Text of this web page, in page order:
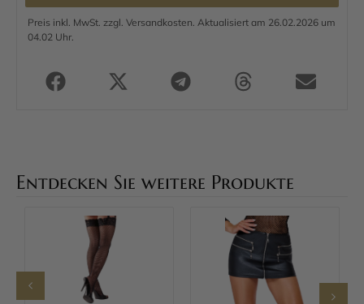
Preis inkl. MwSt. zzgl. Versandkosten. Aktualisiert am 26.02.2026 um
04.02 Uhr.
Entdecken Sie weitere Produkte